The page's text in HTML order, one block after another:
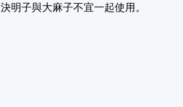
明子與大麻子不宜一起使用。